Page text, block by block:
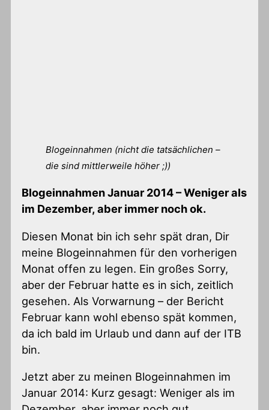
Blogeinnahmen (nicht die tatsächlichen –
die sind mittlerweile höher ;))
Blogeinnahmen Januar 2014 – Weniger als
im Dezember, aber immer noch ok.
Diesen Monat bin ich sehr spät dran, Dir
meine Blogeinnahmen für den vorherigen
Monat offen zu legen. Ein großes Sorry,
aber der Februar hatte es in sich, zeitlich
gesehen. Als Vorwarnung – der Bericht
Februar kann wohl ebenso spät kommen,
da ich bald im Urlaub und dann auf der ITB
bin.
Jetzt aber zu meinen Blogeinnahmen im
Januar 2014: Kurz gesagt: Weniger als im